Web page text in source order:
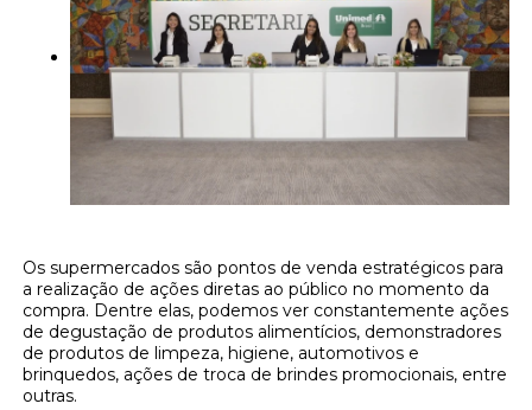
Os supermercados são pontos de venda estratégicos para
a realização de ações diretas ao público no momento da
compra. Dentre elas, podemos ver constantemente ações
de degustação de produtos alimentícios, demonstradores
de produtos de limpeza, higiene, automotivos e
brinquedos, ações de troca de brindes promocionais, entre
outras.